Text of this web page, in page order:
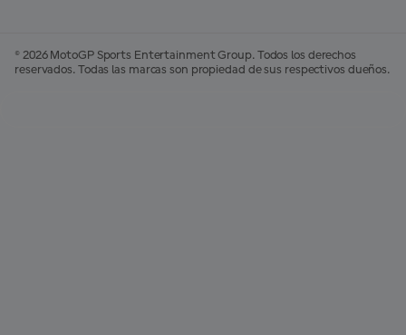
© 2026 MotoGP Sports Entertainment Group. Todos los derechos
reservados. Todas las marcas son propiedad de sus respectivos dueños.